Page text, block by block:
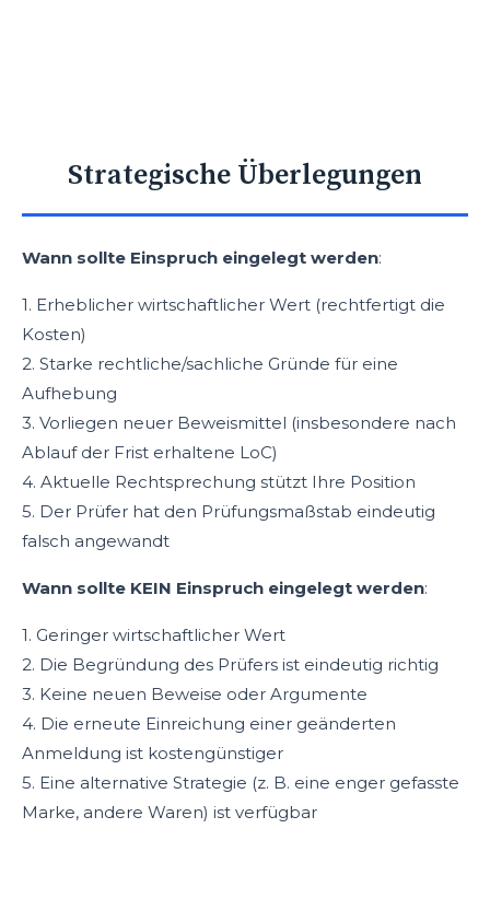
Strategische Überlegungen
Wann sollte Einspruch eingelegt werden:
1. Erheblicher wirtschaftlicher Wert (rechtfertigt die
Kosten)
2. Starke rechtliche/sachliche Gründe für eine
Aufhebung
3. Vorliegen neuer Beweismittel (insbesondere nach
Ablauf der Frist erhaltene LoC)
4. Aktuelle Rechtsprechung stützt Ihre Position
5. Der Prüfer hat den Prüfungsmaßstab eindeutig
falsch angewandt
Wann sollte KEIN Einspruch eingelegt werden:
1. Geringer wirtschaftlicher Wert
2. Die Begründung des Prüfers ist eindeutig richtig
3. Keine neuen Beweise oder Argumente
4. Die erneute Einreichung einer geänderten
Anmeldung ist kostengünstiger
5. Eine alternative Strategie (z. B. eine enger gefasste
Marke, andere Waren) ist verfügbar